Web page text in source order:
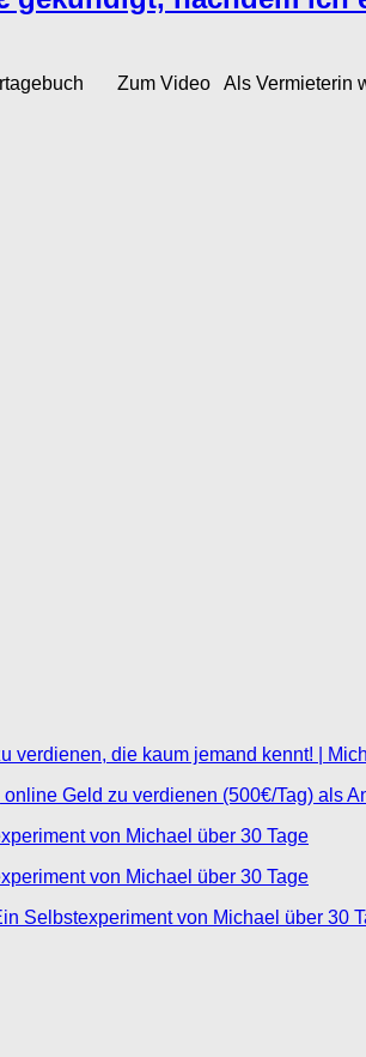
Zum Video Als Vermieterin
verdienen, die kaum jemand kennt! |
Geld zu verdienen (500€/Tag) als
von Michael über 30 Tage
von Michael über 30 Tage
Selbstexperiment von Michael über 30